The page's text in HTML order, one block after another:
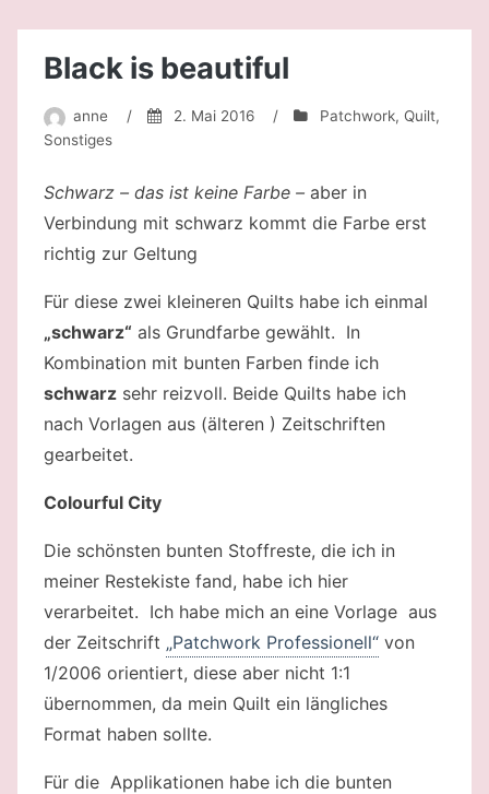
Garnrollen?
Black is beautiful
anne / 2. Mai 2016 / Patchwork, Quilt,
Sonstiges
Schwarz – das ist keine Farbe – aber in
Verbindung mit schwarz kommt die Farbe erst
richtig zur Geltung
Für diese zwei kleineren Quilts habe ich einmal
„schwarz“ als Grundfarbe gewählt. In
Kombination mit bunten Farben finde ich
schwarz sehr reizvoll. Beide Quilts habe ich
nach Vorlagen aus (älteren ) Zeitschriften
gearbeitet.
Colourful City
Die schönsten bunten Stoffreste, die ich in
meiner Restekiste fand, habe ich hier
verarbeitet. Ich habe mich an eine Vorlage aus
der Zeitschrift „Patchwork Professionell“ von
1/2006 orientiert, diese aber nicht 1:1
übernommen, da mein Quilt ein längliches
Format haben sollte.
Für die Applikationen habe ich die bunten